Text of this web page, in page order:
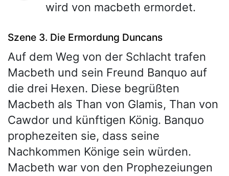
wird von macbeth ermordet.
Szene 3. Die Ermordung Duncans
Auf dem Weg von der Schlacht trafen
Macbeth und sein Freund Banquo auf
die drei Hexen. Diese begrüßten
Macbeth als Than von Glamis, Than von
Cawdor und künftigen König. Banquo
prophezeiten sie, dass seine
Nachkommen Könige sein würden.
Macbeth war von den Prophezeiungen